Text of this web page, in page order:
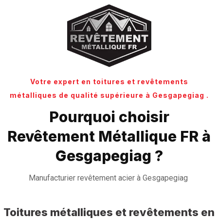
Votre expert en toitures et revêtements
métalliques de qualité supérieure à Gesgapegiag .
Pourquoi choisir
Revêtement Métallique FR à
Gesgapegiag ?
Manufacturier revêtement acier à Gesgapegiag
Toitures métalliques et revêtements en